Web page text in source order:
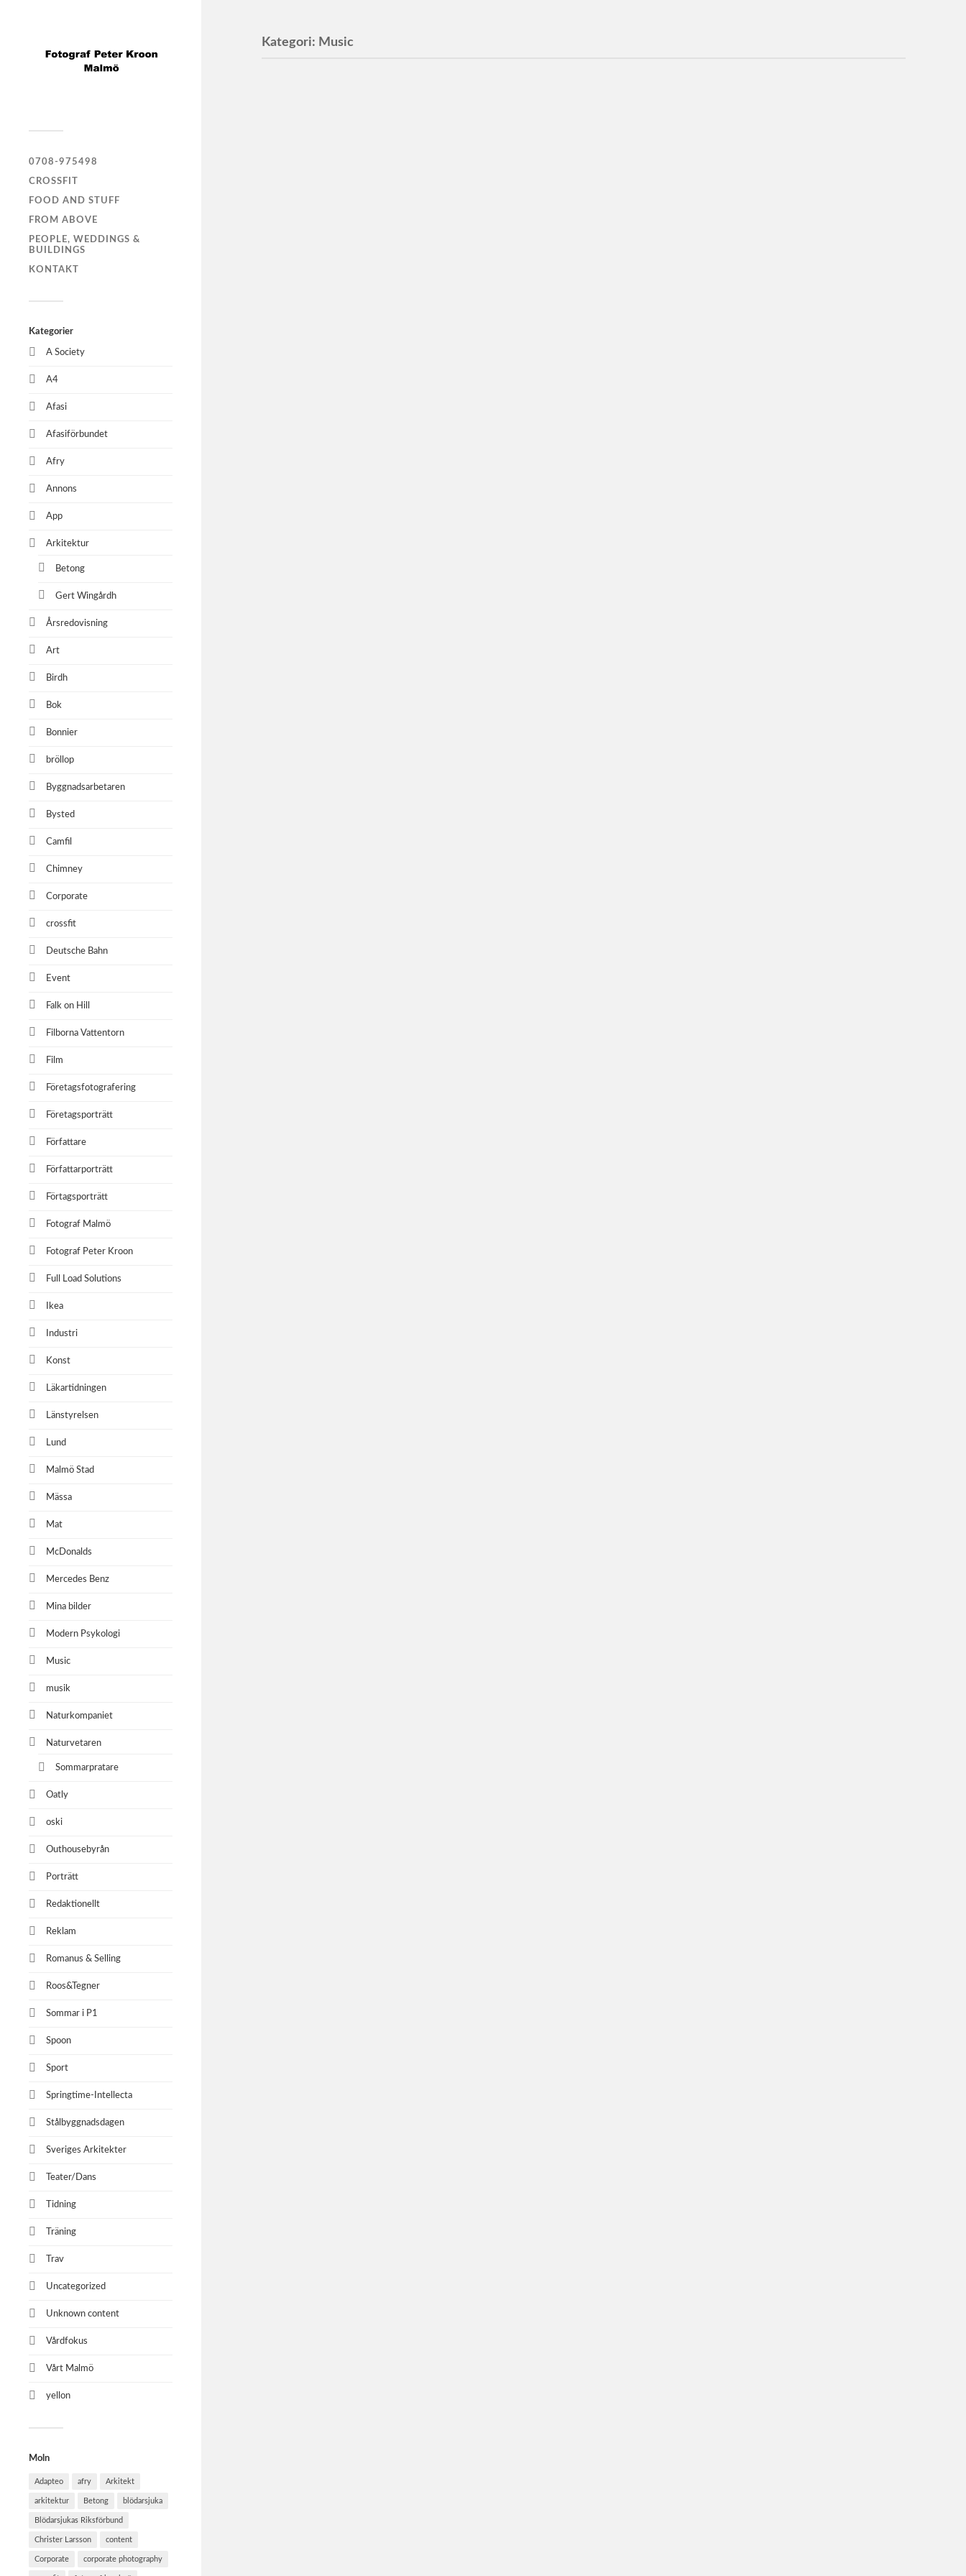
0708-975498
CROSSFIT
FOOD AND STUFF
FROM ABOVE
PEOPLE, WEDDINGS &
BUILDINGS
KONTAKT
Kategorier
A Society
A4
Afasi
Afasiförbundet
Afry
Annons
App
Arkitektur
Betong
Gert Wingårdh
Årsredovisning
Art
Birdh
Bok
Bonnier
bröllop
Byggnadsarbetaren
Bysted
Camfil
Chimney
Corporate
crossfit
Deutsche Bahn
Event
Falk on Hill
Filborna Vattentorn
Film
Företagsfotografering
Företagsporträtt
Författare
Författarporträtt
Förtagsporträtt
Fotograf Malmö
Fotograf Peter Kroon
Full Load Solutions
Ikea
Industri
Konst
Läkartidningen
Länstyrelsen
Lund
Malmö Stad
Mässa
Mat
McDonalds
Mercedes Benz
Mina bilder
Modern Psykologi
Music
musik
Naturkompaniet
Naturvetaren
Sommarpratare
Oatly
oski
Outhousebyrån
Porträtt
Redaktionellt
Reklam
Romanus & Selling
Roos&Tegner
Sommar i P1
Spoon
Sport
Springtime-Intellecta
Stålbyggnadsdagen
Sveriges Arkitekter
Teater/Dans
Tidning
Träning
Trav
Uncategorized
Unknown content
Vårdfokus
Vårt Malmö
yellon
Moln
Adapteo afry Arkitekt
arkitektur Betong blödarsjuka
Blödarsjukas Riksförbund
Christer Larsson content
Corporate corporate photography
Kategori: Music